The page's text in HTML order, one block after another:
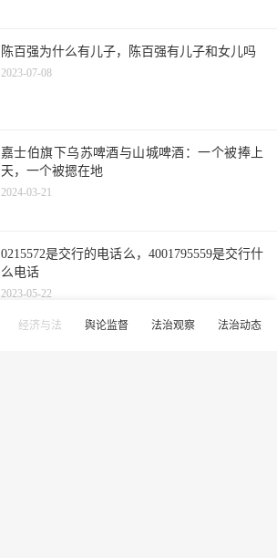
陈百强为什么有儿子，陈百强有儿子和女儿吗
2023-07-08
嘉士伯旗下乌苏啤酒与山城啤酒：一个被捧上
天，一个被摁在地
2024-03-21
0215572是交行的电话么，4001795559是交行什
么电话
2023-05-22
经济与法 舆论监督 法治观察 法治动态